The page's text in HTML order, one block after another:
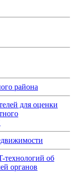
района
для оценки
технологий об
органов